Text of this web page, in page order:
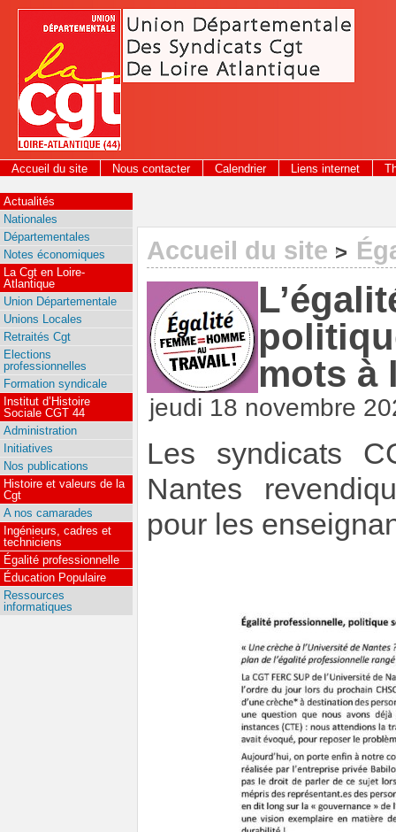
Panneau de gestion des cookies
Accueil du site Nous contacter Calendrier Liens internet
Accueil du site >
mots à
jeudi 18 novembre
Les syndicats
Nantes
pour les
Actualités
Nationales
Départementales
Notes économiques
La Cgt en Loire-
Atlantique
Union Départementale
Unions Locales
Retraités Cgt
Elections
professionnelles
Formation syndicale
Institut d’Histoire
Sociale CGT 44
Administration
Initiatives
Nos publications
Histoire et valeurs de la
Cgt
A nos camarades
Ingénieurs, cadres et
techniciens
Égalité professionnelle
Éducation Populaire
Ressources
informatiques